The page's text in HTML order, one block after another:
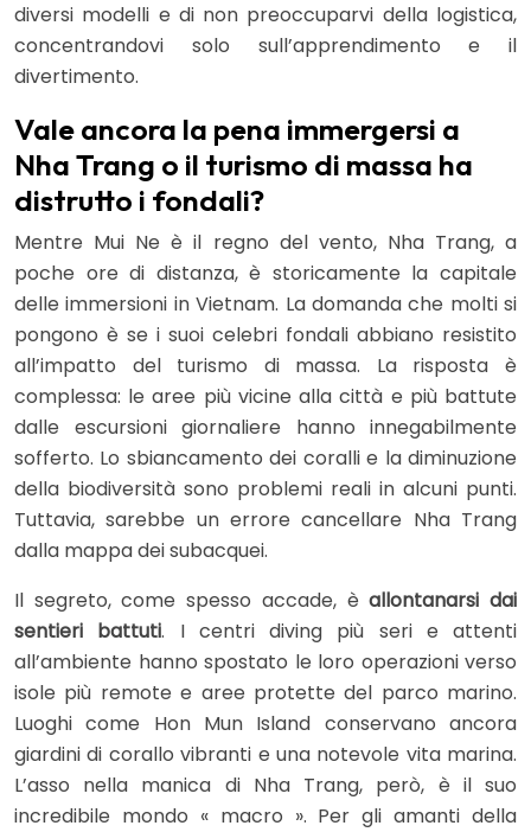
diversi modelli e di non preoccuparvi della logistica,
concentrandovi solo sull’apprendimento e il
divertimento.
Vale ancora la pena immergersi a
Nha Trang o il turismo di massa ha
distrutto i fondali?
Mentre Mui Ne è il regno del vento, Nha Trang, a
poche ore di distanza, è storicamente la capitale
delle immersioni in Vietnam. La domanda che molti si
pongono è se i suoi celebri fondali abbiano resistito
all’impatto del turismo di massa. La risposta è
complessa: le aree più vicine alla città e più battute
dalle escursioni giornaliere hanno innegabilmente
sofferto. Lo sbiancamento dei coralli e la diminuzione
della biodiversità sono problemi reali in alcuni punti.
Tuttavia, sarebbe un errore cancellare Nha Trang
dalla mappa dei subacquei.
Il segreto, come spesso accade, èallontanarsi dai
sentieri battuti. I centri diving più seri e attenti
all’ambiente hanno spostato le loro operazioni verso
isole più remote e aree protette del parco marino.
Luoghi come Hon Mun Island conservano ancora
giardini di corallo vibranti e una notevole vita marina.
L’asso nella manica di Nha Trang, però, è il suo
incredibile mondo « macro ». Per gli amanti della